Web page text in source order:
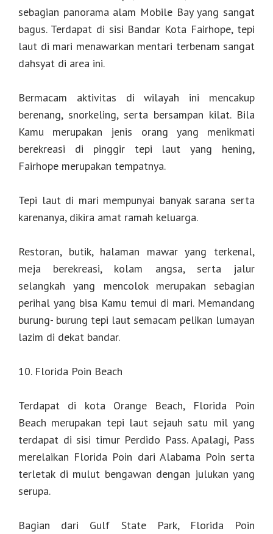
sebagian panorama alam Mobile Bay yang sangat
bagus. Terdapat di sisi Bandar Kota Fairhope, tepi
laut di mari menawarkan mentari terbenam sangat
dahsyat di area ini.
Bermacam aktivitas di wilayah ini mencakup
berenang, snorkeling, serta bersampan kilat. Bila
Kamu merupakan jenis orang yang menikmati
berekreasi di pinggir tepi laut yang hening,
Fairhope merupakan tempatnya.
Tepi laut di mari mempunyai banyak sarana serta
karenanya, dikira amat ramah keluarga.
Restoran, butik, halaman mawar yang terkenal,
meja berekreasi, kolam angsa, serta jalur
selangkah yang mencolok merupakan sebagian
perihal yang bisa Kamu temui di mari. Memandang
burung- burung tepi laut semacam pelikan lumayan
lazim di dekat bandar.
10. Florida Poin Beach
Terdapat di kota Orange Beach, Florida Poin
Beach merupakan tepi laut sejauh satu mil yang
terdapat di sisi timur Perdido Pass. Apalagi, Pass
merelaikan Florida Poin dari Alabama Poin serta
terletak di mulut bengawan dengan julukan yang
serupa.
Bagian dari Gulf State Park, Florida Poin